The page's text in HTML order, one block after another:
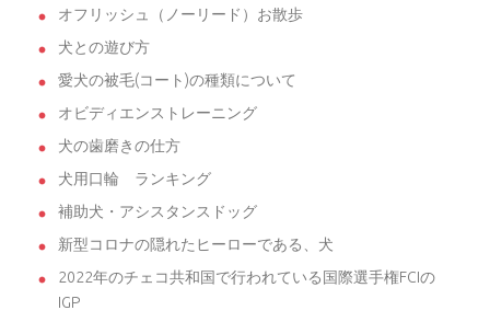
オフリッシュ（ノーリード）お散歩
犬との遊び方
愛犬の被毛(コート)の種類について
オビディエンストレーニング
犬の歯磨きの仕方
犬用口輪 ランキング
補助犬・アシスタンスドッグ
新型コロナの隠れたヒーローである、犬
2022年のチェコ共和国で行われている国際選手権FCIの
IGP